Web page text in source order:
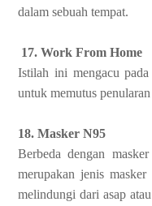
dalam sebuah tempat.
17. Work From Home
Istilah ini mengacu
untuk memutus
18. Masker N95
Berbeda dengan
merupakan jenis
melindungi dari asap